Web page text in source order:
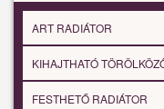
ART RADIÁTOR
KIHAJTHATÓ
FESTHETŐ RADIÁTOR